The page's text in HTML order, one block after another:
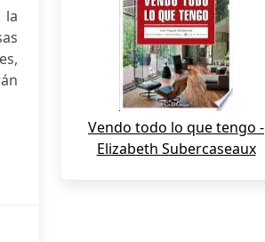
la
Vendo todo lo que tengo -
Elizabeth Subercaseaux